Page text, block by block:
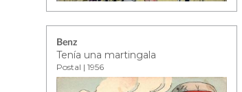
Benz
Tenía una martingala
Postal | 1956